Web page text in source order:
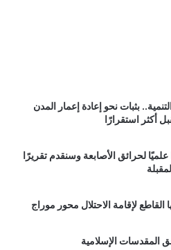
بثبات نحو إعادة إعمار المدن
أكثر استقرارًا
لحرائق الأصابعة وسنقدم تقريرًا
لإقامة الاحتلال محور موراج
المقدسات الإسلامية